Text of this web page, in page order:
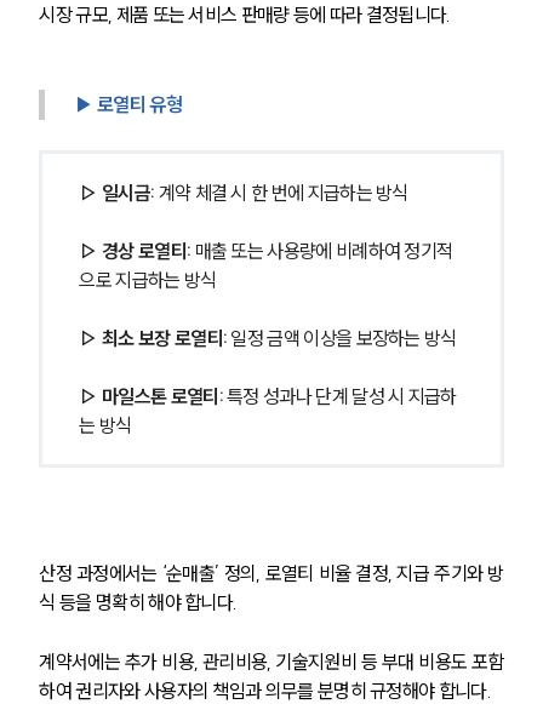
시장 규모, 제품 또는 서비스 판매량 등에 따라 결정됩니다.
▶ 로열티 유형
▷ 일시금: 계약 체결 시 한 번에 지급하는 방식
▷ 경상 로열티: 매출 또는 사용량에 비례하여 정기적
으로 지급하는 방식
▷ 최소 보장 로열티: 일정 금액 이상을 보장하는 방식
▷ 마일스톤 로열티: 특정 성과나 단계 달성 시 지급하
는 방식
산정 과정에서는 ‘순매출’ 정의, 로열티 비율 결정, 지급 주기와 방
식 등을 명확히 해야 합니다.
계약서에는 추가 비용, 관리비용, 기술지원비 등 부대 비용도 포함
하여 권리자와 사용자의 책임과 의무를 분명히 규정해야 합니다.